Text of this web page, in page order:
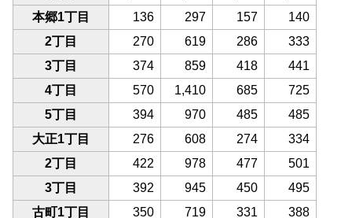
本郷1丁目
136 297 157
140
2丁目
270 619 286
333
3丁目
374 859 418
441
4丁目
570 1,410 685
725
5丁目
394 970 485
485
大正1丁目
276 608 274
334
2丁目
422 978 477
501
3丁目
392 945 450
495
古町1丁目
350 719 331 388